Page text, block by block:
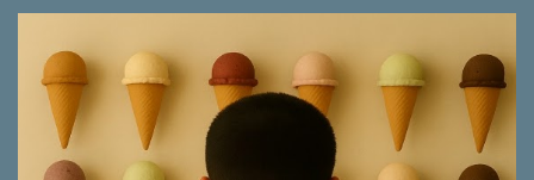
faszinierendes Beispiel für diese Diskrepanz ist die Geschichte
einer 51-jährigen Frau, deren Überzeugung von ihrem Aussehen
sie dazu bringt, sich jünger zu fühlen, als die Gesellschaft sie
wahrnimmt. Diese Frau, deren Name aus Datenschutzgründen
anonym bleibt, erzählt von ihrem Leben und ihren Gedanken über